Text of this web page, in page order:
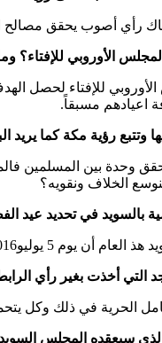
رأي أصوب يحقق مصالح
الأوروبي للإفتاء
اعيادهم مسبقاً.
يحقق وحدة بين
الخلاف ونقويه؟
عيد الفطر المبارك لعام 1437 هجرية.
الحرية في ذلك وكل يتحمل